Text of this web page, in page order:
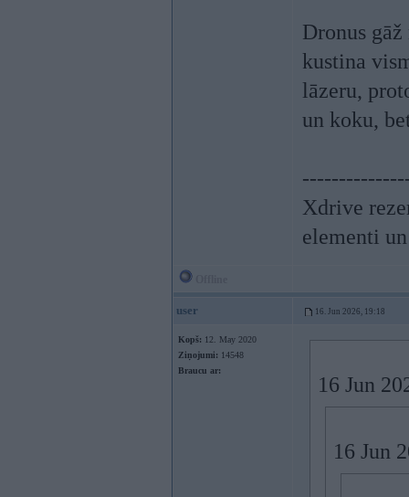
Dronus
kustina
lāzeru,
un koku,
Xdrive
elementi
user 16. Jun 2026, 19:18
Kopš: 12. May 2020
Ziņojumi: 14548
Braucu ar:
16 Jun
16 Jun